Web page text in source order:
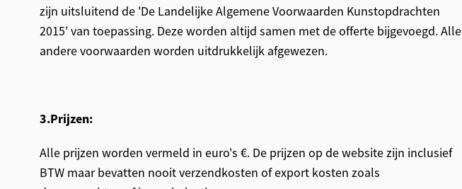
zijn uitsluitend de 'De Landelijke Algemene Voorwaarden Kunstopdrachten
2015' van toepassing. Deze worden altijd samen met de offerte bijgevoegd. Alle
andere voorwaarden worden uitdrukkelijk afgewezen.
3.Prijzen:
Alle prijzen worden vermeld in euro's €. De prijzen op de website zijn inclusief
BTW maar bevatten nooit verzendkosten of export kosten zoals